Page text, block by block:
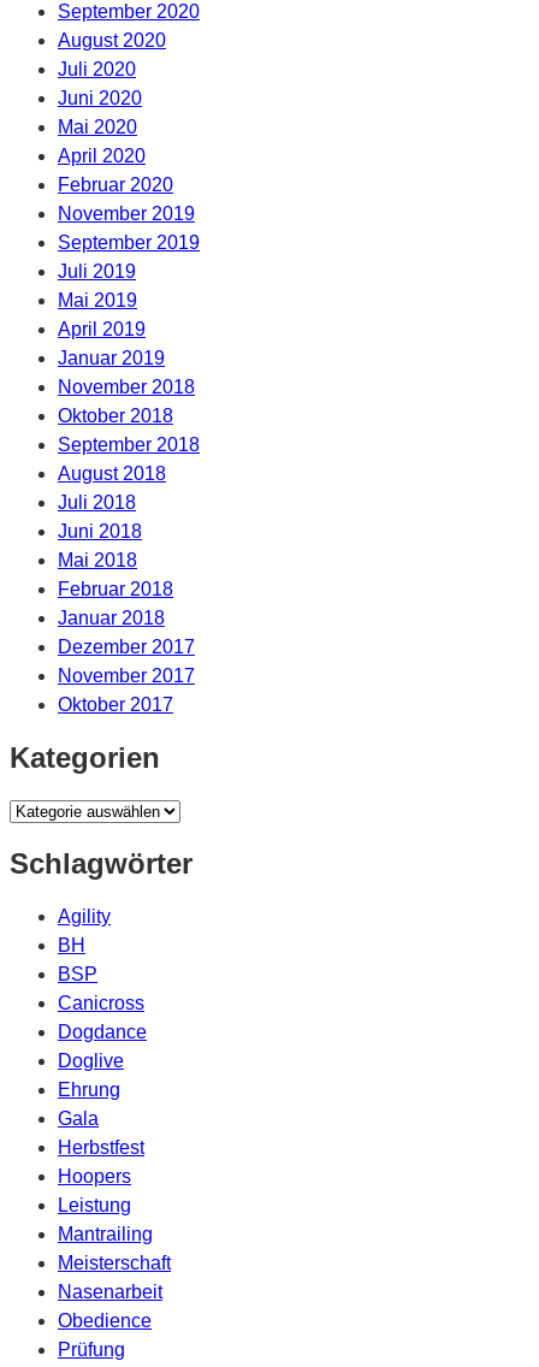
September 2020
August 2020
Juli 2020
Juni 2020
Mai 2020
April 2020
Februar 2020
November 2019
September 2019
Juli 2019
Mai 2019
April 2019
Januar 2019
November 2018
Oktober 2018
September 2018
August 2018
Juli 2018
Juni 2018
Mai 2018
Februar 2018
Januar 2018
Dezember 2017
November 2017
Oktober 2017
Kategorien
Kategorien
Schlagwörter
Agility
BH
BSP
Canicross
Dogdance
Doglive
Ehrung
Gala
Herbstfest
Hoopers
Leistung
Mantrailing
Meisterschaft
Nasenarbeit
Obedience
Prüfung